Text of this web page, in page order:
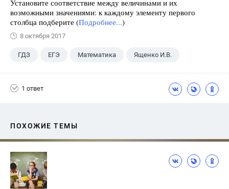
Установите соответствие между величинами и их
возможными значениями: к каждому элементу первого
столбца подберите (Подробнее...)
8 октября 2017
ГДЗ ЕГЭ Математика Ященко И.В.
1 ответ
ПОХОЖИЕ ТЕМЫ